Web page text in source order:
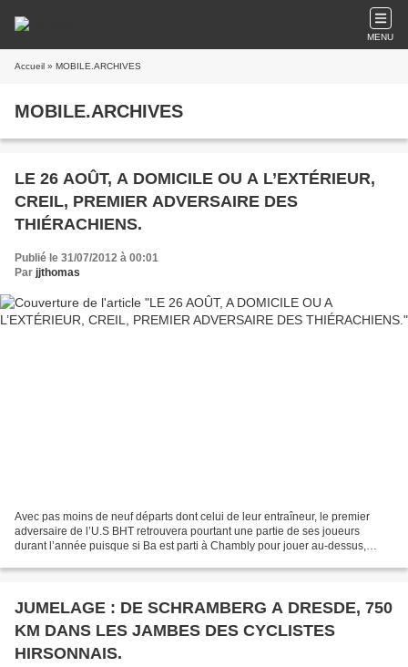
MENU
Accueil » MOBILE.ARCHIVES
MOBILE.ARCHIVES
LE 26 AOÛT, A DOMICILE OU A L’EXTÉRIEUR,
CREIL, PREMIER ADVERSAIRE DES
THIÉRACHIENS.
Publié le 31/07/2012 à 00:01
Par jjthomas
Avec pas moins de neuf départs dont celui de leur entraîneur, le premier
adversaire de l’U.S BHT retrouvera pourtant une partie de ses joueurs
durant l’année puisque si Ba est parti à Chambly pour jouer au-dessus,
JUMELAGE : DE SCHRAMBERG A DRESDE, 750
KM DANS LES JAMBES DES CYCLISTES
HIRSONNAIS.